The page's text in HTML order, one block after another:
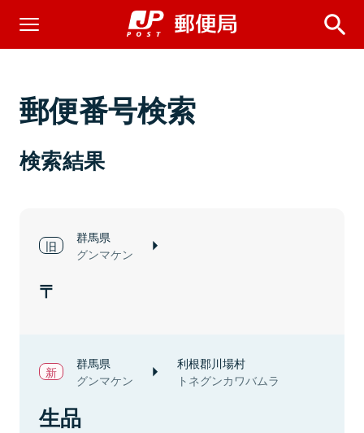
郵便番号検索
検索結果
群馬県
グンマケン
群馬県
グンマケン
利根郡川場村
トネグンカワバムラ
生品